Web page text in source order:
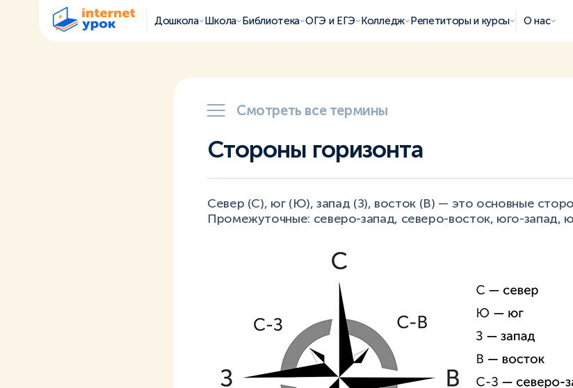
Дошкола Школа Библиотека ОГЭ и ЕГЭ Колледж Репетиторы и курсы О нас
Смотреть все термины
Стороны горизонта
Север (С), юг (Ю), запад (З), восток (В) — это основные
Промежуточные: северо-запад, северо-восток, юго-запад,